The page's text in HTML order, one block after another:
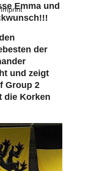
Emma und
der
und zeigt
Group 2
die Korken
Imprint